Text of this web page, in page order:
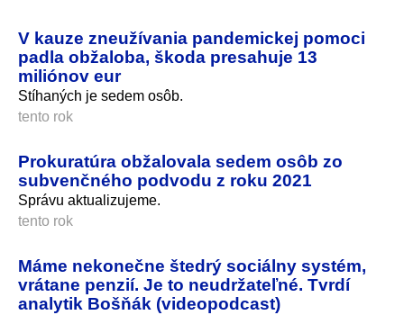
V kauze zneužívania pandemickej pomoci
padla obžaloba, škoda presahuje 13
miliónov eur
Stíhaných je sedem osôb.
tento rok
Prokuratúra obžalovala sedem osôb zo
subvenčného podvodu z roku 2021
Správu aktualizujeme.
tento rok
Máme nekonečne štedrý sociálny systém,
vrátane penzií. Je to neudržateľné. Tvrdí
analytik Bošňák (videopodcast)